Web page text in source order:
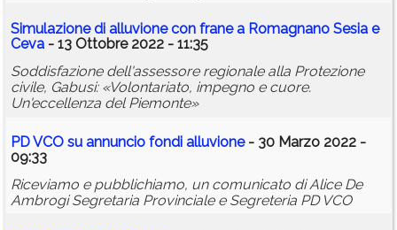
Simulazione di alluvione con frane a Romagnano Sesia e
Ceva - 13 Ottobre 2022 - 11:35
Soddisfazione dell'assessore regionale alla Protezione
civile, Gabusi: «Volontariato, impegno e cuore.
Un'eccellenza del Piemonte»
PD VCO su annuncio fondi alluvione- 30 Marzo 2022 -
09:33
Riceviamo e pubblichiamo, un comunicato di Alice De
Ambrogi Segretaria Provinciale e Segreteria PD VCO